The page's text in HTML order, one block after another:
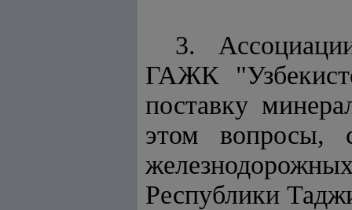
3.
ГАЖК
поставку
этом вопросы,
Республики